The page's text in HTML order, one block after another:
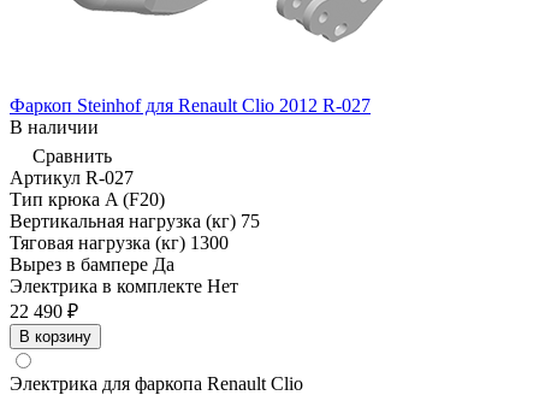
Фаркоп Steinhof для Renault Clio 2012 R-027
В наличии
Сравнить
Артикул R-027
Тип крюка A (F20)
Вертикальная нагрузка (кг) 75
Тяговая нагрузка (кг) 1300
Вырез в бампере Да
Электрика в комплекте Нет
22 490 ₽
В корзину
Электрика для фаркопа Renault Clio